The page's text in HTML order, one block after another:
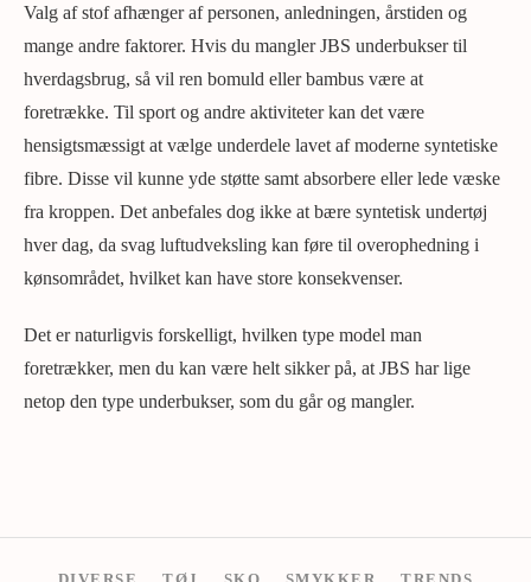
Valg af stof afhænger af personen, anledningen, årstiden og
mange andre faktorer. Hvis du mangler JBS underbukser til
hverdagsbrug, så vil ren bomuld eller bambus være at
foretrække. Til sport og andre aktiviteter kan det være
hensigtsmæssigt at vælge underdele lavet af moderne syntetiske
fibre. Disse vil kunne yde støtte samt absorbere eller lede væske
fra kroppen. Det anbefales dog ikke at bære syntetisk undertøj
hver dag, da svag luftudveksling kan føre til overophedning i
kønsområdet, hvilket kan have store konsekvenser.
Det er naturligvis forskelligt, hvilken type model man
foretrækker, men du kan være helt sikker på, at JBS har lige
netop den type underbukser, som du går og mangler.